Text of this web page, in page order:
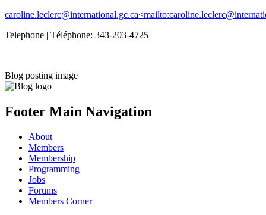
Telephone | Téléphone: 343-203-4725
Blog posting image
Footer Main Navigation
About
Members
Membership
Programming
Jobs
Forums
Members Corner